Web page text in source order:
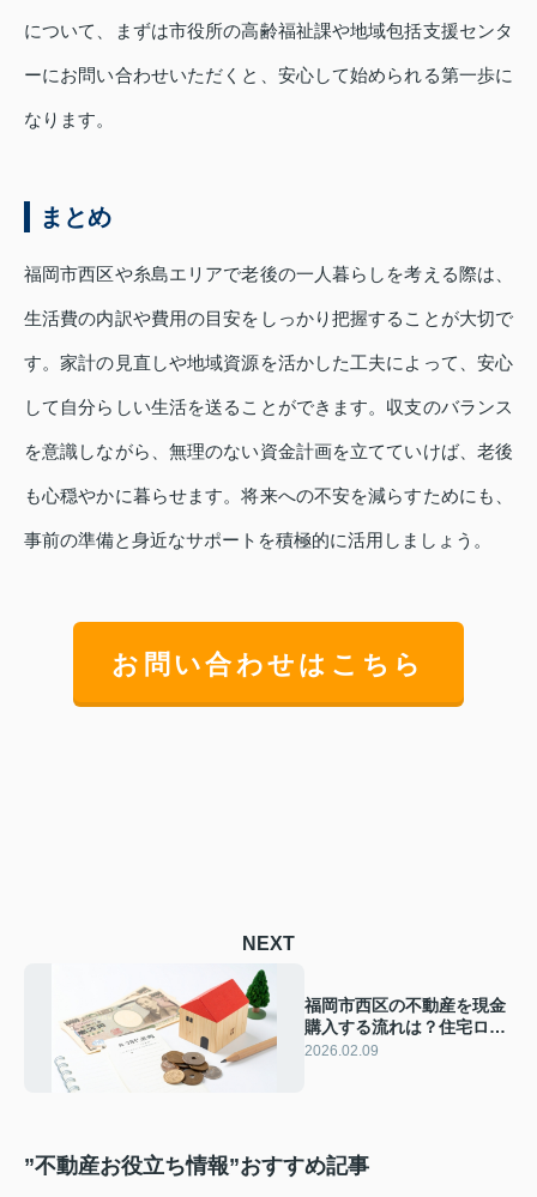
について、まずは市役所の高齢福祉課や地域包括支援センタ
ーにお問い合わせいただくと、安心して始められる第一歩に
なります。
まとめ
福岡市西区や糸島エリアで老後の一人暮らしを考える際は、
生活費の内訳や費用の目安をしっかり把握することが大切で
す。家計の見直しや地域資源を活かした工夫によって、安心
して自分らしい生活を送ることができます。収支のバランス
を意識しながら、無理のない資金計画を立てていけば、老後
も心穏やかに暮らせます。将来への不安を減らすためにも、
事前の準備と身近なサポートを積極的に活用しましょう。
お問い合わせはこちら
NEXT
福岡市西区の不動産を現金
購入する流れは？住宅ロー
ンとの違いも比較解説
2026.02.09
”不動産お役立ち情報”おすすめ記事